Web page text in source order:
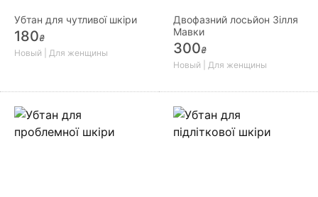
Убтан для чутливої шкіри
180₴
Новый | Для женщины
Двофазний лосьйон Зілля
Мавки
300₴
Новый | Для женщины